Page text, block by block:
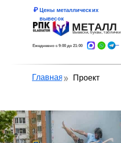
Цены металлических
вывесок
Ежедневно с 9:00 до 21:00
Вывески, буквы, таблички
МЕТАЛЛ
Главная Проект